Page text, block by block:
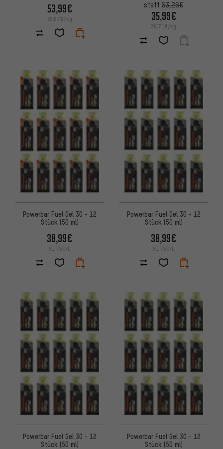
53,99€
55,07€/kg
statt 53,26€
35,99€
36,71€/kg
Powerbar Fuel Gel 30 - 12
Stück (50 ml)
30,99€
51,75€/L
Powerbar Fuel Gel 30 - 12
Stück (50 ml)
30,99€
51,75€/L
Powerbar Fuel Gel 30 - 12
Stück (50 ml)
Powerbar Fuel Gel 30 - 12
Stück (50 ml)